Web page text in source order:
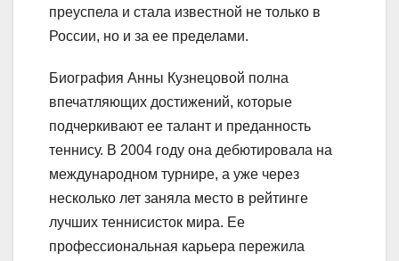
преуспела и стала известной не только в
России, но и за ее пределами.
Биография Анны Кузнецовой полна
впечатляющих достижений, которые
подчеркивают ее талант и преданность
теннису. В 2004 году она дебютировала на
международном турнире, а уже через
несколько лет заняла место в рейтинге
лучших теннисисток мира. Ее
профессиональная карьера пережила